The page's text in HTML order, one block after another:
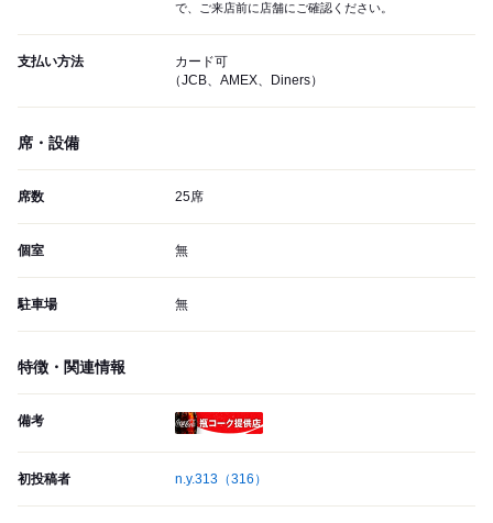
で、ご来店前に店舗にご確認ください。
支払い方法
カード可
（JCB、AMEX、Diners）
席・設備
席数 25席
個室 無
駐車場 無
特徴・関連情報
備考
初投稿者 n.y.313 （316）